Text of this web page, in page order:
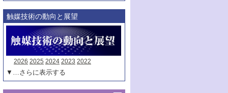
触媒技術の動向と展望
2026 2025 2024 2023 2022
▼…さらに表示する